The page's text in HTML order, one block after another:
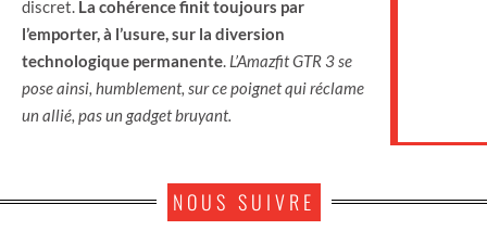
discret. La cohérence finit toujours par
l’emporter, à l’usure, sur la diversion
technologique permanente. L’Amazfit GTR 3 se
pose ainsi, humblement, sur ce poignet qui réclame
un allié, pas un gadget bruyant.
NOUS SUIVRE